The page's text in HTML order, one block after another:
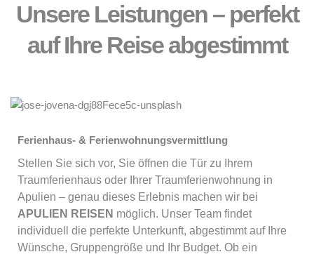
Unsere Leistungen – perfekt
auf Ihre Reise abgestimmt
Ferienhaus- & Ferienwohnungsvermittlung
Stellen Sie sich vor, Sie öffnen die Tür zu Ihrem
Traumferienhaus oder Ihrer Traumferienwohnung in
Apulien – genau dieses Erlebnis machen wir bei
APULIEN REISEN möglich. Unser Team findet
individuell die perfekte Unterkunft, abgestimmt auf Ihre
Wünsche, Gruppengröße und Ihr Budget. Ob ein